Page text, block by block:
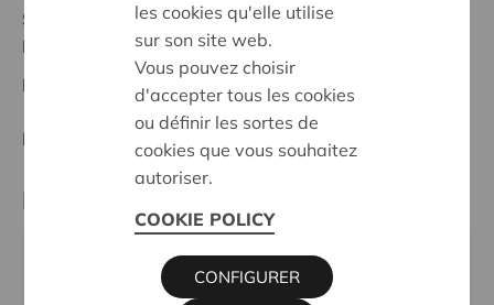
Stand :
Complete
Lokeren-Dendermonde
Datum:
16/10/2025
Entscheidung: Approved
Kontaktperson
ALAIN BAECK
016 27 96 03
les cookies qu'elle utilise
sur son site web.
Vous pouvez choisir
d'accepter tous les cookies
ou définir les sortes de
cookies que vous souhaitez
autoriser.
COOKIE POLICY
CONFIGURER